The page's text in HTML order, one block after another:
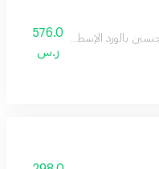
بالورد الإسطنبولي والعود
576.0
ر.س